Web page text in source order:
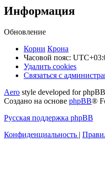
Информация
Обновление
Корни Крона
Часовой пояс:
Удалить cookies
Связаться
администрацией
Связаться с администра
Aero style developed for phpBB
Создано на основе phpBB®
Русская поддержка phpBB
Конфиденциальность |